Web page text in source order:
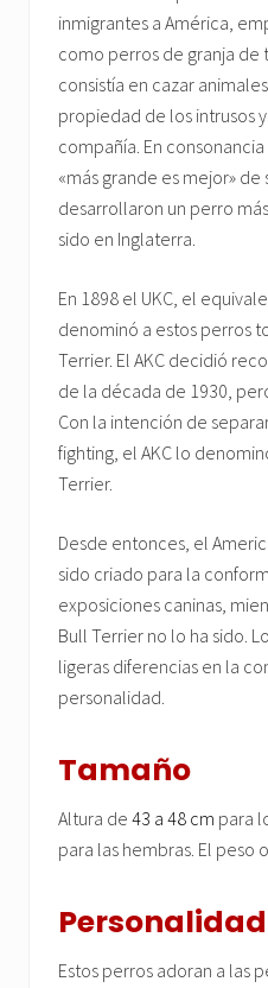
inmigrantes a América,
como perros de granja de
consistía en cazar
propiedad de los intrusos
compañía. En
«más grande es mejor»
desarrollaron un perro
sido en Inglaterra.
En 1898 el UKC, el
denominó a estos perros
Terrier. El AKC decidió
de la década de 1930,
Con la intención de
fighting, el AKC lo
Terrier.
Desde entonces, el
sido criado para la
exposiciones caninas,
Bull Terrier no lo ha sido.
ligeras diferencias en la
personalidad.
Tamaño
Altura de 43 a 48 cm para
para las hembras. El peso
Personalidad
Estos perros adoran a las